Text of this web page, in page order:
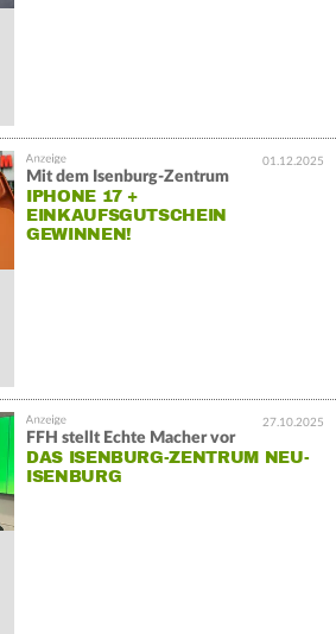
01.12.2025
Mit dem Isenburg-Zentrum
IPHONE 17 +
EINKAUFSGUTSCHEIN
GEWINNEN!
27.10.2025
FFH stellt Echte Macher vor
DAS ISENBURG-ZENTRUM NEU-
ISENBURG